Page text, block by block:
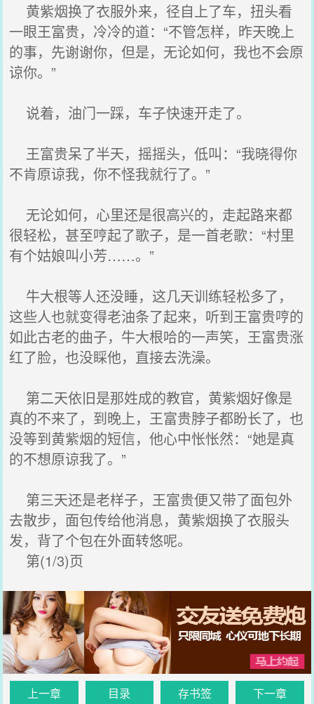
黄紫烟换了衣服外来，径自上了车，扭头看
一眼王富贵，冷冷的道：“不管怎样，昨天晚上
的事，先谢谢你，但是，无论如何，我也不会原
谅你。”
说着，油门一踩，车子快速开走了。
王富贵呆了半天，摇摇头，低叫：“我晓得你
不肯原谅我，你不怪我就行了。”
无论如何，心里还是很高兴的，走起路来都
很轻松，甚至哼起了歌子，是一首老歌：“村里
有个姑娘叫小芳……。”
牛大根等人还没睡，这几天训练轻松多了，
这些人也就变得老油条了起来，听到王富贵哼的
如此古老的曲子，牛大根哈的一声笑，王富贵涨
红了脸，也没睬他，直接去洗澡。
第二天依旧是那姓成的教官，黄紫烟好像是
真的不来了，到晚上，王富贵脖子都盼长了，也
没等到黄紫烟的短信，他心中怅怅然：“她是真
的不想原谅我了。”
第三天还是老样子，王富贵便又带了面包外
去散步，面包传给他消息，黄紫烟换了衣服头
发，背了个包在外面转悠呢。
第(1/3)页
上一章 目录 存书签 下一章